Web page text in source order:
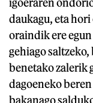
daukagu, eta hori
oraindik ere
gehiago
benetako zalerik
dagoeneko
bakanago